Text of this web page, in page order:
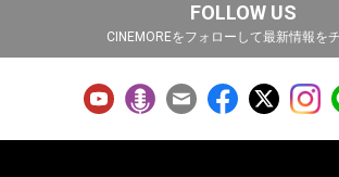
FOLLOW US
CINEMOREをフォローして最新情報を